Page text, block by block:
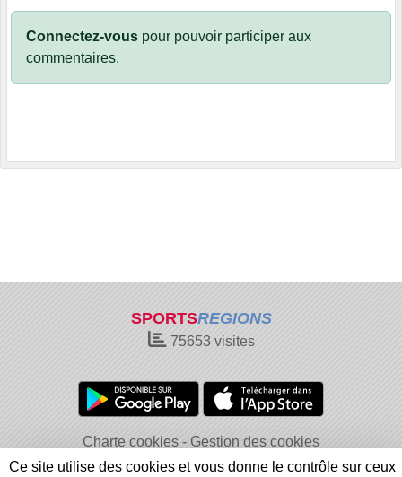
Connectez-vous pour pouvoir participer aux
commentaires.
SPORTSREGIONS
75653visites
Charte cookies
Gestion des cookies
Informations légales
Signaler un contenu inapproprié
Ce site utilise des cookies et vous donne le contrôle sur ceux